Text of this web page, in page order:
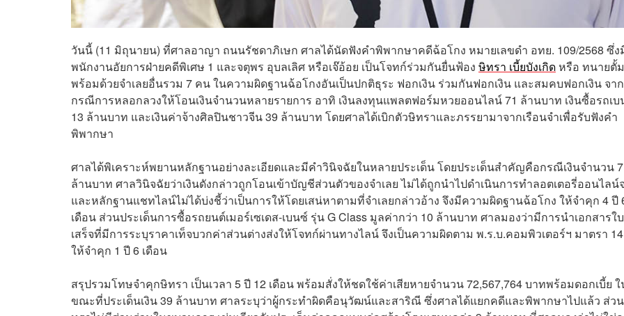
วันนี้ (11 มิถุนายน) ที่ศาลอาญา ถนนรัชดาภิเษก ศาลได้นัดฟังคำพิพากษาคดีฉ้อโกง หมายเลขดำ อทย. 109/2568 ซึ่ง
พนักงานอัยการฝ่ายคดีพิเศษ 1 และจตุพร อุบลเลิศ หรือเจ๊อ้อย เป็นโจทก์ร่วมกันยื่นฟ้อง ษิทรา เบี้ยบังเกิดหรือ ทนายตั้ม
พร้อมด้วยจำเลยอื่นรวม 7 คน ในความผิดฐานฉ้อโกงอันเป็นปกติธุระ ฟอกเงิน ร่วมกันฟอกเงิน และสมคบฟอกเงิน จาก
กรณีการหลอกลวงให้โอนเงินจำนวนหลายรายการ อาทิ เงินลงทุนแพลตฟอร์มหวยออนไลน์ 71 ล้านบาท เงินซื้อรถเ
13 ล้านบาท และเงินค่าจ้างศิลปินชาวจีน 39 ล้านบาท โดยศาลได้เบิกตัวษิทราและภรรยามาจากเรือนจำเพื่อรับฟังคำ
พิพากษา
ศาลได้พิเคราะห์พยานหลักฐานอย่างละเอียดและมีคำวินิจฉัยในหลายประเด็น โดยประเด็นสำคัญคือกรณีเงินจำนวน
ล้านบาท ศาลวินิจฉัยว่าเงินดังกล่าวถูกโอนเข้าบัญชีส่วนตัวของจำเลย ไม่ได้ถูกนำไปดำเนินการทำลอตเตอรี่ออนไลน์
และหลักฐานแชทไลน์ไม่ได้บ่งชี้ว่าเป็นการให้โดยเสน่หาตามที่จำเลยกล่าวอ้าง จึงมีความผิดฐานฉ้อโกง ให้จำคุก 4 ปี
เดือน ส่วนประเด็นการซื้อรถยนต์เมอร์เซเดส-เบนซ์ รุ่น G Class มูลค่ากว่า 10 ล้านบาท ศาลมองว่ามีการนำเอกสารใบ
เสร็จที่มีการระบุราคาเท็จบวกค่าส่วนต่างส่งให้โจทก์ผ่านทางไลน์ จึงเป็นความผิดตาม พ.ร.บ.คอมพิวเตอร์ฯ มาตรา
ให้จำคุก 1 ปี 6 เดือน
สรุปรวมโทษจำคุกษิทรา เป็นเวลา 5 ปี 12 เดือน พร้อมสั่งให้ชดใช้ค่าเสียหายจำนวน 72,567,764 บาทพร้อมดอกเบี้ย
ขณะที่ประเด็นเงิน 39 ล้านบาท ศาลระบุว่าผู้กระทำผิดคือนุวัฒน์และสาริณี ซึ่งศาลได้แยกคดีและพิพากษาไปแล้ว ส่ว